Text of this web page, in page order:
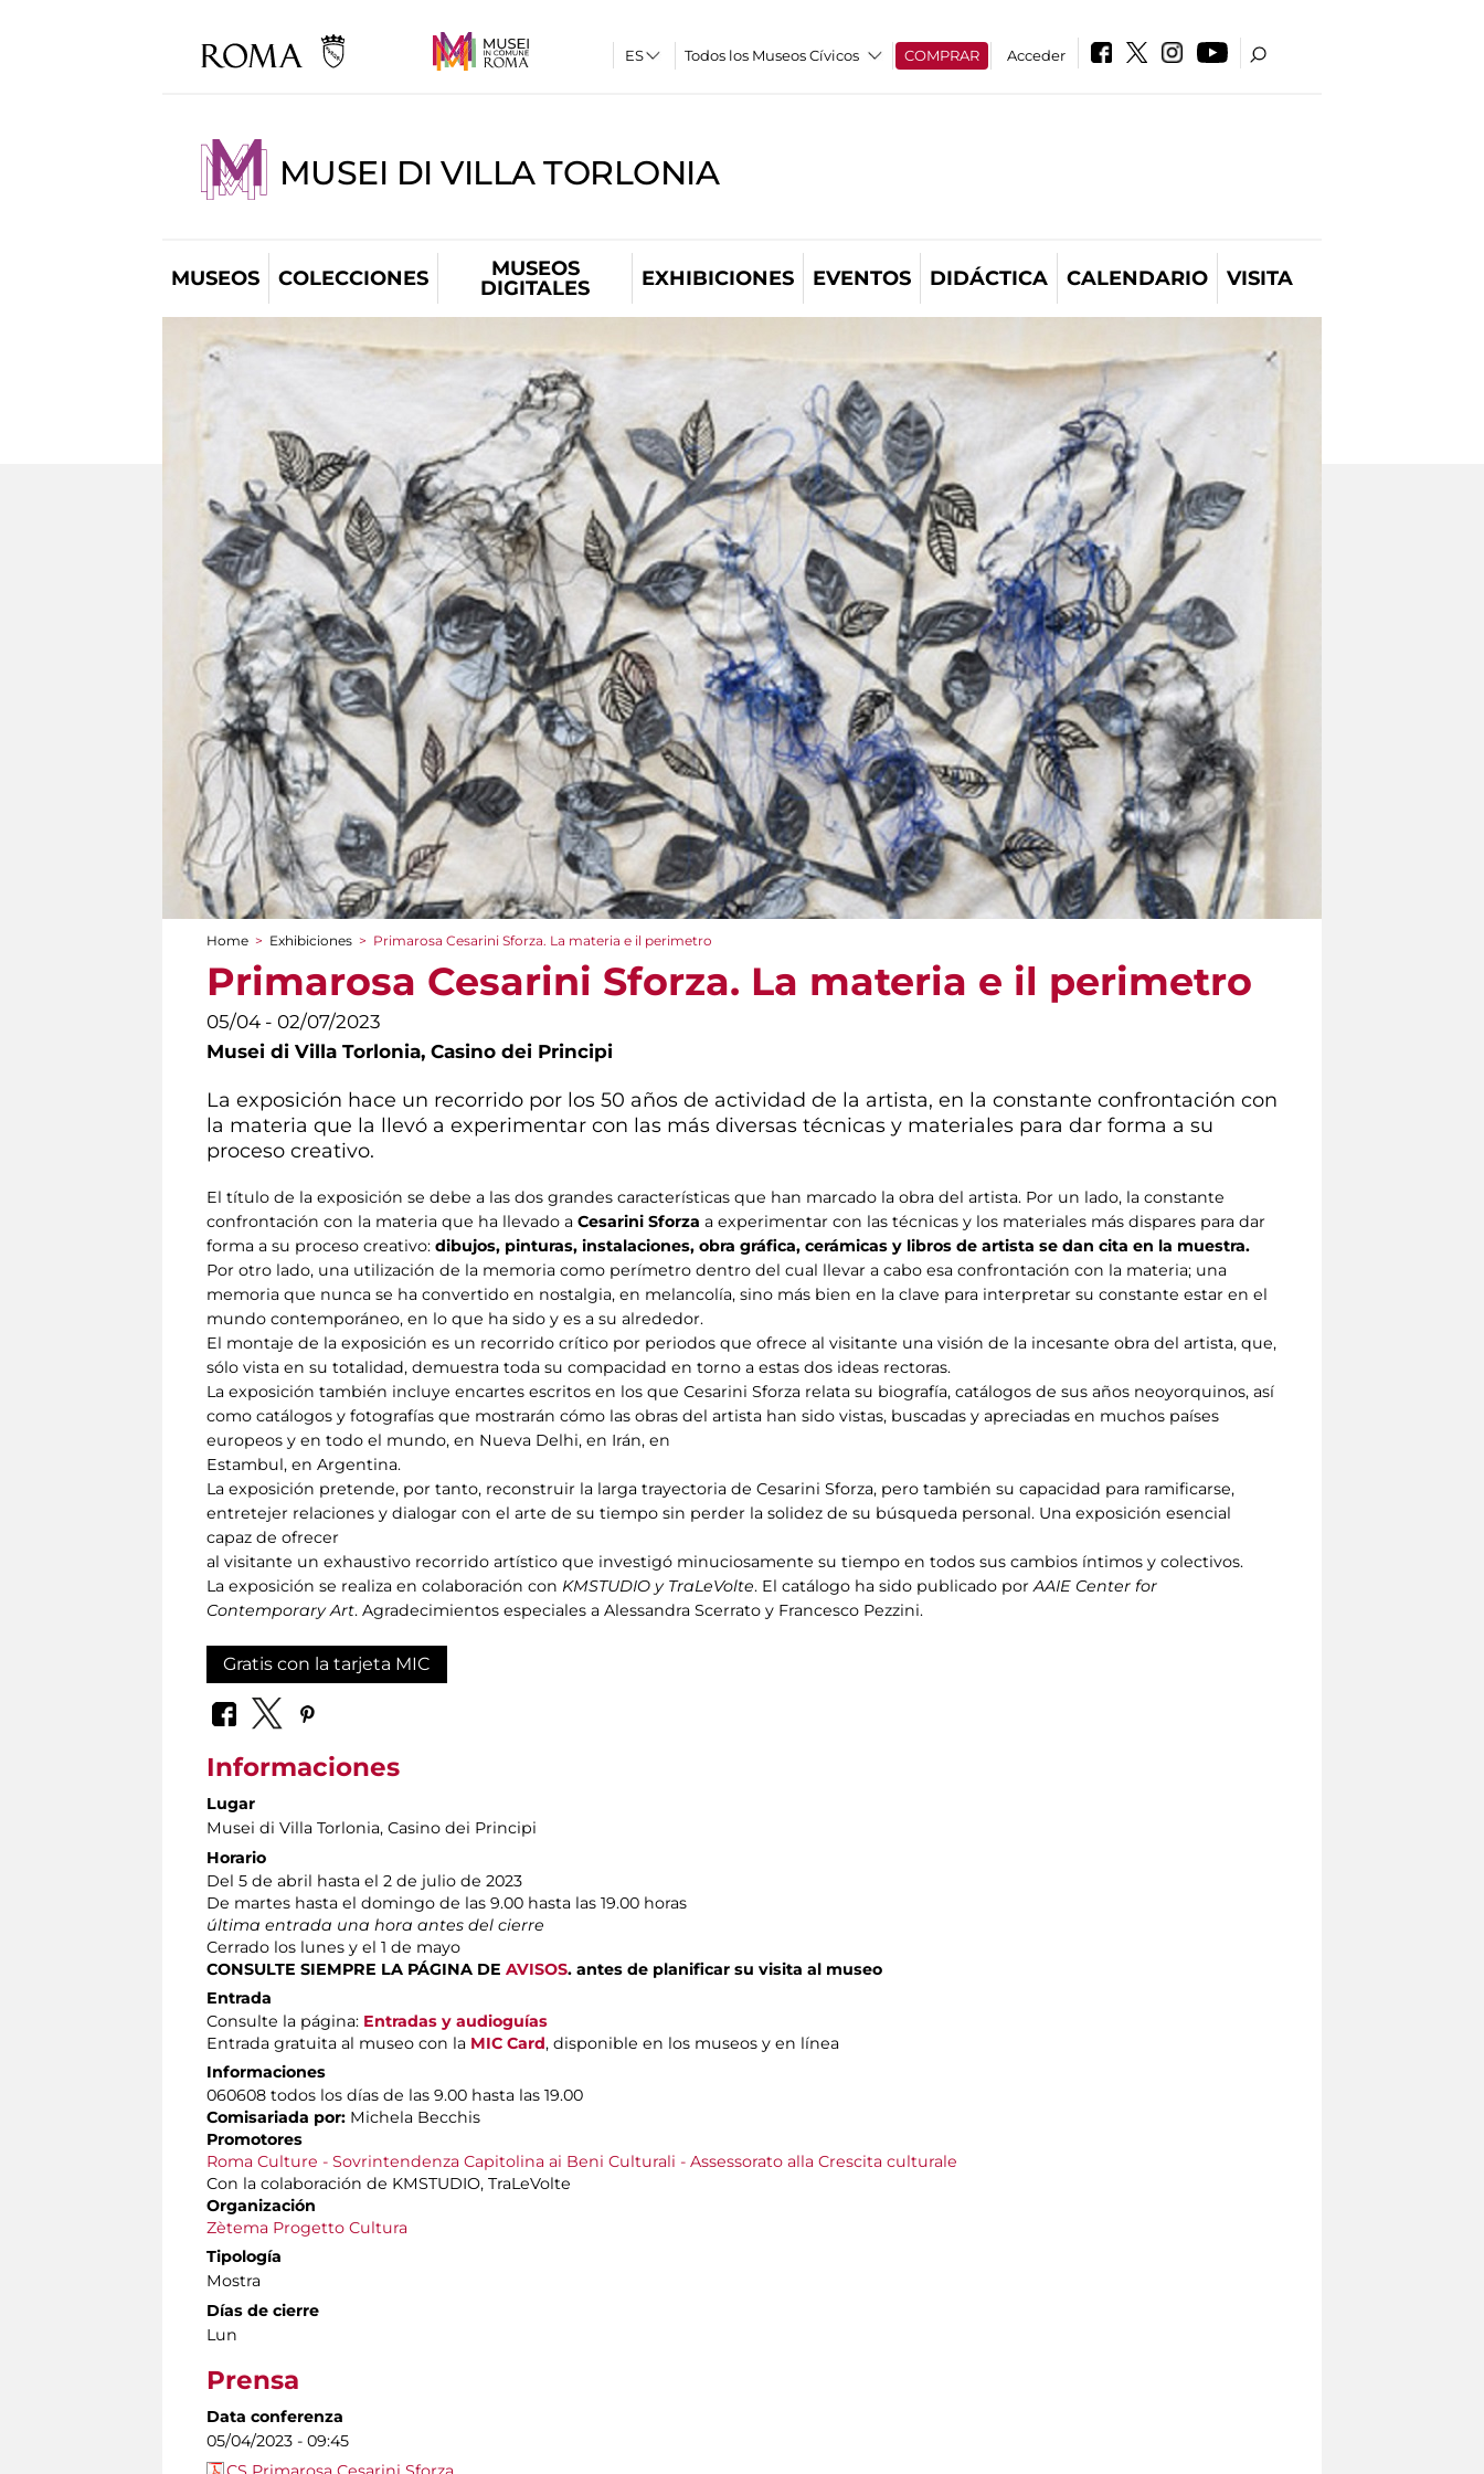
Todos los Museos Cívicos COMPRAR Acceder
MUSEI DI VILLA TORLONIA
MUSEOS COLECCIONES
MUSEOS
DIGITALES
EXHIBICIONES EVENTOS DIDÁCTICA CALENDARIO VISITA
You are here
Home > Exhibiciones > Primarosa Cesarini Sforza. La materia e il perimetro
Primarosa Cesarini Sforza. La materia e il perimetro
05/04 - 02/07/2023
Musei di Villa Torlonia, Casino dei Principi
La exposición hace un recorrido por los 50 años de actividad de la artista, en la constante confrontación con
la materia que la llevó a experimentar con las más diversas técnicas y materiales para dar forma a su
proceso creativo.
El título de la exposición se debe a las dos grandes características que han marcado la obra del artista. Por un lado, la constante
confrontación con la materia que ha llevado a Cesarini Sforza a experimentar con las técnicas y los materiales más dispares para dar
forma a su proceso creativo: dibujos, pinturas, instalaciones, obra gráfica, cerámicas y libros de artista se dan cita en la muestra.
Por otro lado, una utilización de la memoria como perímetro dentro del cual llevar a cabo esa confrontación con la materia; una
memoria que nunca se ha convertido en nostalgia, en melancolía, sino más bien en la clave para interpretar su constante estar en el
mundo contemporáneo, en lo que ha sido y es a su alrededor.
El montaje de la exposición es un recorrido crítico por periodos que ofrece al visitante una visión de la incesante obra del artista, que,
sólo vista en su totalidad, demuestra toda su compacidad en torno a estas dos ideas rectoras.
La exposición también incluye encartes escritos en los que Cesarini Sforza relata su biografía, catálogos de sus años neoyorquinos, así
como catálogos y fotografías que mostrarán cómo las obras del artista han sido vistas, buscadas y apreciadas en muchos países
europeos y en todo el mundo, en Nueva Delhi, en Irán, en
Estambul, en Argentina.
La exposición pretende, por tanto, reconstruir la larga trayectoria de Cesarini Sforza, pero también su capacidad para ramificarse,
entretejer relaciones y dialogar con el arte de su tiempo sin perder la solidez de su búsqueda personal. Una exposición esencial
capaz de ofrecer
al visitante un exhaustivo recorrido artístico que investigó minuciosamente su tiempo en todos sus cambios íntimos y colectivos.
La exposición se realiza en colaboración con KMSTUDIO y TraLeVolte. El catálogo ha sido publicado porAAIE Center for
Contemporary Art. Agradecimientos especiales a Alessandra Scerrato y Francesco Pezzini.
Gratis con la tarjeta MIC
Informaciones
Lugar
Musei di Villa Torlonia, Casino dei Principi
Horario
Del 5 de abril hasta el 2 de julio de 2023
De martes hasta el domingo de las 9.00 hasta las 19.00 horas
última entrada una hora antes del cierre
Cerrado los lunes y el 1 de mayo
CONSULTE SIEMPRE LA PÁGINA DE AVISOS. antes de planificar su visita al museo
Entrada
Consulte la página: Entradas y audioguías
Entrada gratuita al museo con la MIC Card, disponible en los museos y en línea
Informaciones
060608 todos los días de las 9.00 hasta las 19.00
Comisariada por: Michela Becchis
Promotores
Roma Culture - Sovrintendenza Capitolina ai Beni Culturali - Assessorato alla Crescita culturale
Con la colaboración de KMSTUDIO, TraLeVolte
Organización
Zètema Progetto Cultura
Tipología
Mostra
Días de cierre
Lun
Prensa
Data conferenza
05/04/2023 - 09:45